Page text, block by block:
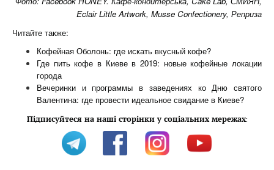
Eclair Little Artwork, Musse Confectionery, Реприза
Читайте также:
Кофейная Оболонь: где искать вкусный кофе?
Где пить кофе в Киеве в 2019: новые кофейные локации
города
Вечеринки и программы в заведениях ко Дню святого
Валентина: где провести идеальное свидание в Киеве?
Підписуйтеся на наші сторінки у соціальних мережах: